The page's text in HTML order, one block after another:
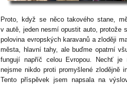
Proto, když se něco takového stane,
v autě, jeden nesmí opustit auto, protože
polovina evropských karavanů a zloději
města, hlavní tahy, ale buďme opatrní
fungují napříč celou Evropou. Nechť
nejsme nikdo proti promyšlené zlodějně
Tento příspěvek jsem napsala na